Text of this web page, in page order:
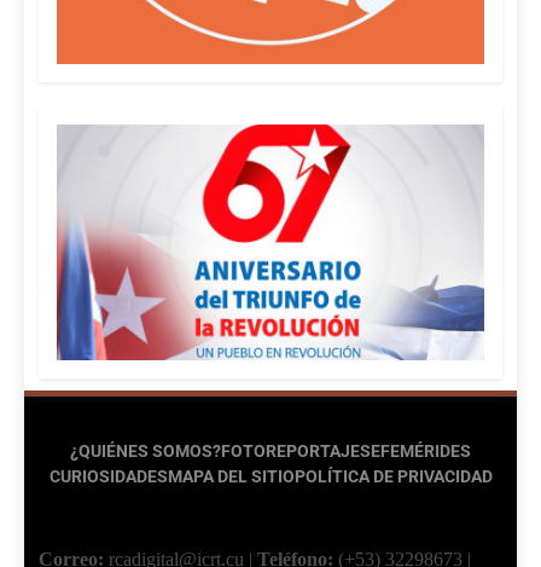
¿QUIÉNES SOMOS?FOTOREPORTAJESEFEMÉRIDES
CURIOSIDADESMAPA DEL SITIOPOLÍTICA DE PRIVACIDAD
Correo: rcadigital@icrt.cu | Teléfono: (+53) 32298673 |